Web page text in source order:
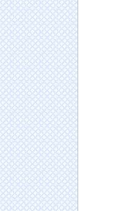
海外
ドイ